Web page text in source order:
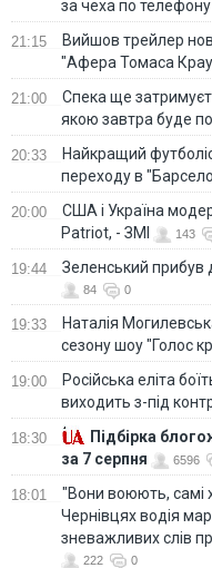
Касьяновза чеха по телефону
21:15
Вийшов трейлер
"Афера Томаса
21:00
Спека ще
якою завтра буде
20:33
Найкращий
переходу в
20:00
США і Україна
Patriot, - ЗМІ
143
19:44 Зеленський прибув
84 0
19:33
Наталія
сезону шоу "Голос
19:00
Російська еліта
виходить з-під
18:30
Підбірка
за 7 серпня
6596
18:01
"Вони воюють, самі
Чернівцях водія
зневажливих слів
222 0